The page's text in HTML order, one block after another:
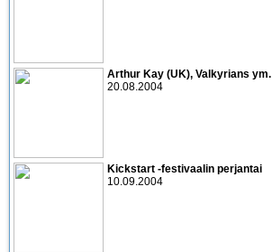
Arthur Kay (UK), Valkyrians ym.
20.08.2004
Kickstart -festivaalin perjantai
10.09.2004